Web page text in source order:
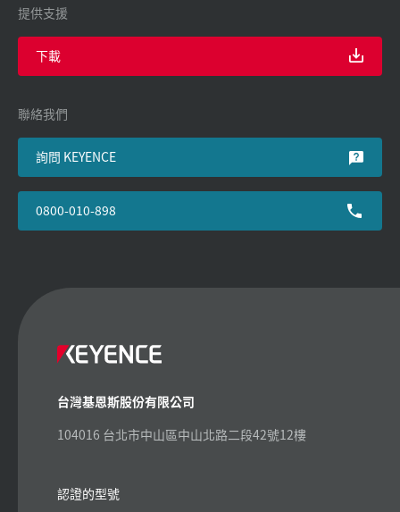
提供支援
下載
聯絡我們
詢問 KEYENCE
0800-010-898
台灣基恩斯股份有限公司
104016 台北市中山區中山北路二段42號12樓
認證的型號